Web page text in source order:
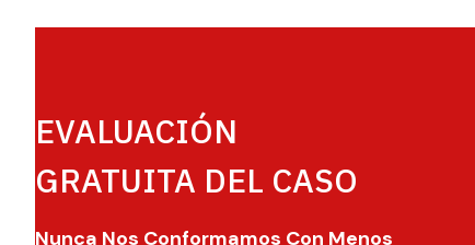
EVALUACIÓN
GRATUITA DEL CASO
Nunca Nos Conformamos Con Menos